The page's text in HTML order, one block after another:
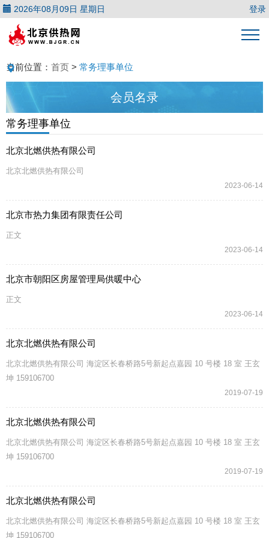
2026年08月09日 星期日 登录
当前位置： 首页 > 常务理事单位
会员名录
常务理事单位
北京北燃供热有限公司
北京北燃供热有限公司
2023-06-14
北京市热力集团有限责任公司
正文
2023-06-14
北京市朝阳区房屋管理局供暖中心
正文
2023-06-14
北京北燃供热有限公司
北京北燃供热有限公司 海淀区长春桥路5号新起点嘉园 10 号楼 18 室 王玄
坤 159106700
2019-07-19
北京北燃供热有限公司
北京北燃供热有限公司 海淀区长春桥路5号新起点嘉园 10 号楼 18 室 王玄
坤 159106700
2019-07-19
北京北燃供热有限公司
北京北燃供热有限公司 海淀区长春桥路5号新起点嘉园 10 号楼 18 室 王玄
坤 159106700